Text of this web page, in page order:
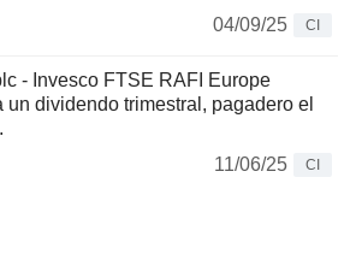
04/09/25
CI
- Invesco FTSE RAFI Europe
dividendo trimestral, pagadero el
11/06/25
CI